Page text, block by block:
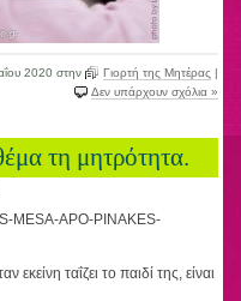
2020στην Γιορτή της Μητέρας |
Δεν υπάρχουν σχόλια »
τη μητρότητα.
ταΐζει το παιδί της, είναι